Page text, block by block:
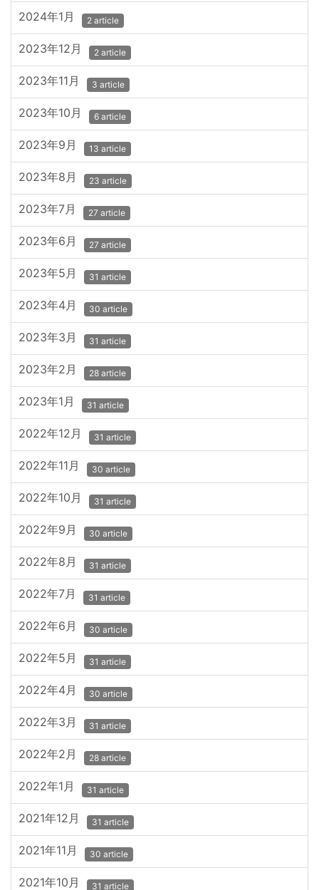
2024年1月 2 article
2023年12月 2 article
2023年11月 3 article
2023年10月 6 article
2023年9月 13 article
2023年8月 23 article
2023年7月 27 article
2023年6月 27 article
2023年5月 31 article
2023年4月 30 article
2023年3月 31 article
2023年2月 28 article
2023年1月 31 article
2022年12月 31 article
2022年11月 30 article
2022年10月 31 article
2022年9月 30 article
2022年8月 31 article
2022年7月 31 article
2022年6月 30 article
2022年5月 31 article
2022年4月 30 article
2022年3月 31 article
2022年2月 28 article
2022年1月 31 article
2021年12月 31 article
2021年11月 30 article
2021年10月 31 article